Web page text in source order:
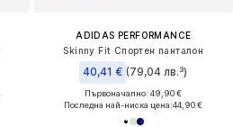
ADIDAS PERFORMANCE
Skinny Fit Спортен панталон
40,41 € (79,04 лв.³)
Първоначално: 49,90 €
Последна най-ниска цена:44,90 €